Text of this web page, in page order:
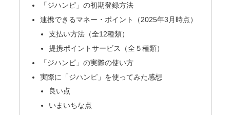
「ジハンピ」の初期登録方法
連携できるマネー・ポイント（2025年3月時点）
支払い方法（全12種類）
提携ポイントサービス（全５種類）
「ジハンピ」の実際の使い方
実際に「ジハンピ」を使ってみた感想
良い点
いまいちな点